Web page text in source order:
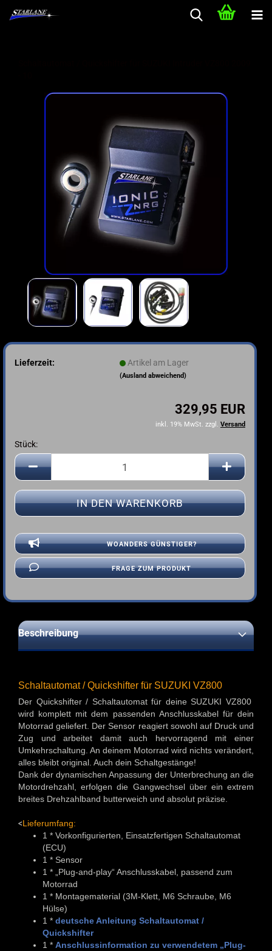
Lieferzeit: Artikel am Lager
(Ausland abweichend)
329,95 EUR
inkl. 19% MwSt. zzgl. Versand
Stück:
Stück
WOANDERS GÜNSTIGER?
FRAGE ZUM PRODUKT
Beschreibung
Schaltautomat / Quickshifter für SUZUKI VZ800
Der Quickshifter / Schaltautomat für deine SUZUKI VZ800
wird komplett mit dem passenden Anschlusskabel für dein
Motorrad geliefert. Der Sensor reagiert sowohl auf Druck und
Zug und arbeitet damit auch hervorragend mit einer
Umkehrschaltung. An deinem Motorrad wird nichts verändert,
alles bleibt original. Auch dein Schaltgestänge!
Dank der dynamischen Anpassung der Unterbrechung an die
Motordrehzahl, erfolgen die Gangwechsel über ein extrem
breites Drehzahlband butterweich und absolut präzise.
<Lieferumfang:
1 * Vorkonfigurierten, Einsatzfertigen Schaltautomat
(ECU)
1 * Sensor
1 * „Plug-and-play“ Anschlusskabel, passend zum
Motorrad
1 * Montagematerial (3M-Klett, M6 Schraube, M6
Hülse)
1 * deutsche Anleitung Schaltautomat /
Quickshifter
1 * Anschlussinformation zu verwendetem „Plug-